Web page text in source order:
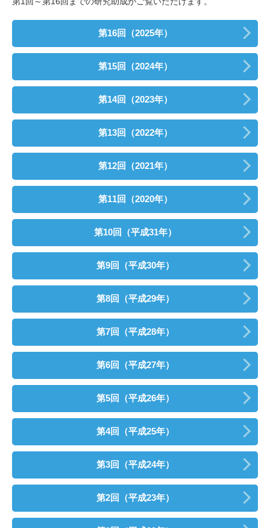
第16回（2025年）
第15回（2024年）
第14回（2023年）
第13回（2022年）
第12回（2021年）
第11回（2020年）
第10回（平成31年）
第9回（平成30年）
第8回（平成29年）
第7回（平成28年）
第6回（平成27年）
第5回（平成26年）
第4回（平成25年）
第3回（平成24年）
第2回（平成23年）